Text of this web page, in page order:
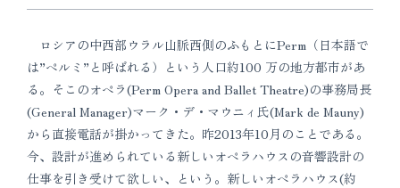
ロシアの中西部ウラル山脈西側のふもとにPerm（日本語で
は”ペルミ”と呼ばれる）という人口約100 万の地方都市があ
る。そこのオペラ(Perm Opera and Ballet Theatre)の事務局長
(General Manager)マーク・デ・マウニィ氏(Mark de Mauny)
から直接電話が掛かってきた。昨2013年10月のことである。
今、設計が進められている新しいオペラハウスの音響設計の
仕事を引き受けて欲しい、という。新しいオペラハウス(約